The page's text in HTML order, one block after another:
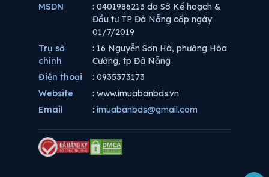
MSDN
: 0401986213 do Sở Kế hoạch &
Đầu tư TP Đà Nẵng cấp ngày
01/7/2019
Trụ sở
chính
: 16 Nguyễn Sơn Hà, phường Hòa
Cường, tp Đà Nẵng
Điện thoại
: 0935373173
Website
: www.imuabanbds.vn
Email
: imuabanbds@gmail.com